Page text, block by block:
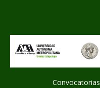
Convocatorias